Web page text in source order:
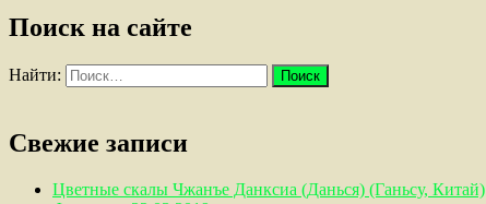
Поиск на сайте
Найти:
Свежие записи
Цветные скалы Чжанъе Данксиа (Данься) (Ганьсу, Китай)